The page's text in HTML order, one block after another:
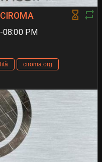
08:00 PM
ciroma.org